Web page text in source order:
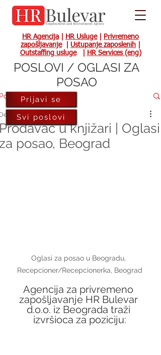
HR Agencija HR Usluge|
Privremeno
zapošljavanje| Ustupanje zaposlenih
Outstaffing usluge| HR Services (eng)
u knjižari | Oglasi
posao, Beograd
24, 2021
Oglasi za posao u Beogradu,
Recepcioner/Recepcionerka, Beograd
Agencija za privremeno
zapošljavanje HR Bulevar
d.o.o. iz Beograda traži
izvršioca za poziciju:
Prijavi se
Svi poslovi
POSLOVI / OGLASI ZA
POSAO